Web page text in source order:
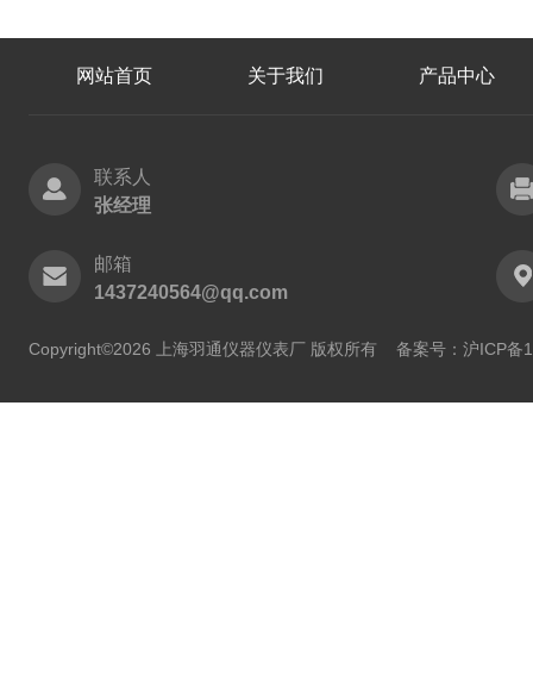
网站首页 关于我们 产品中心
联系人
张经理
邮箱
1437240564@qq.com
Copyright©2026 上海羽通仪器仪表厂 版权所有 备案号：沪ICP备